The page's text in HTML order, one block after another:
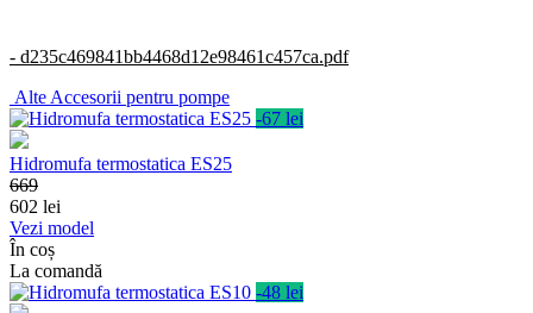
- d235c469841bb4468d12e98461c457ca.pdf
Alte Accesorii pentru pompe
-67 lei
Hidromufa termostatica ES25
669
602 lei
Vezi model
În coș
La comandă
-48 lei